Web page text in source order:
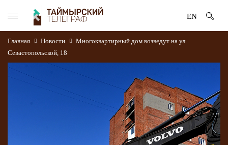
EN
Главная Новости
Многоквартирный дом возведут на ул.
Севастопольской, 18